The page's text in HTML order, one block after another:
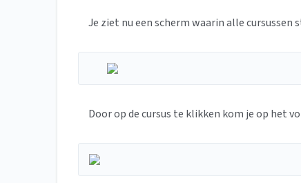
Je ziet nu een scherm waarin alle cursussen
Door op de cursus te klikken kom je op het